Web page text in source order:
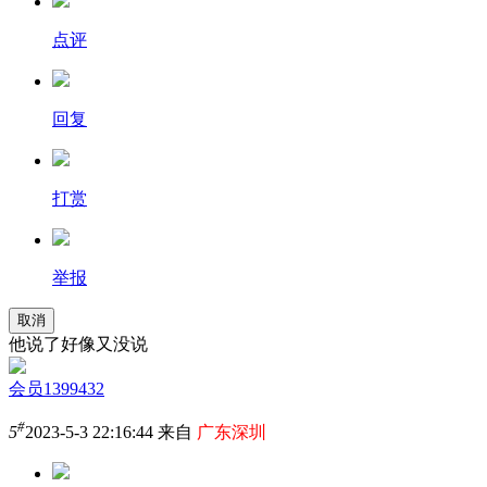
点评
回复
打赏
举报
取消
他说了好像又没说
会员1399432
5#2023-5-3 22:16:44 来自 广东深圳